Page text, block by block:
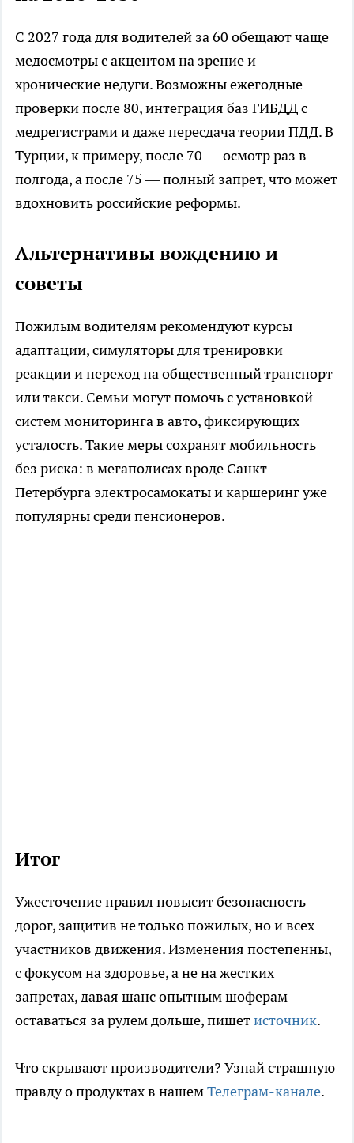
С 2027 года для водителей за 60 обещают чаще
медосмотры с акцентом на зрение и
хронические недуги. Возможны ежегодные
проверки после 80, интеграция баз ГИБДД с
медрегистрами и даже пересдача теории ПДД. В
Турции, к примеру, после 70 — осмотр раз в
полгода, а после 75 — полный запрет, что может
вдохновить российские реформы.​
Альтернативы вождению и
советы
Пожилым водителям рекомендуют курсы
адаптации, симуляторы для тренировки
реакции и переход на общественный транспорт
или такси. Семьи могут помочь с установкой
систем мониторинга в авто, фиксирующих
усталость. Такие меры сохранят мобильность
без риска: в мегаполисах вроде Санкт-
Петербурга электросамокаты и каршеринг уже
популярны среди пенсионеров.​
Итог
Ужесточение правил повысит безопасность
дорог, защитив не только пожилых, но и всех
участников движения. Изменения постепенны,
с фокусом на здоровье, а не на жестких
запретах, давая шанс опытным шоферам
оставаться за рулем дольше, пишетисточник.
Что скрывают производители? Узнай страшную
правду о продуктах в нашемТелеграм-канале.